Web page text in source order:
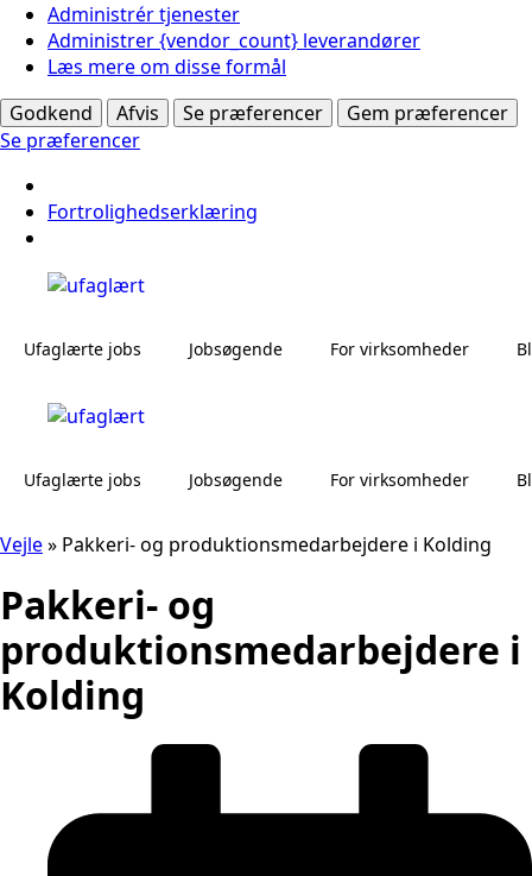
Administrér tjenester
Administrer {vendor_count} leverandører
Læs mere om disse formål
Godkend
Afvis Se præferencer
Gem præferencer
Se præferencer
Fortrolighedserklæring
Ufaglærte jobs Jobsøgende For virksomheder
Ufaglærte jobs Jobsøgende For virksomheder
Vejle» Pakkeri- og produktionsmedarbejdere i Kolding
Pakkeri- og
produktionsmedarbejdere i
Kolding